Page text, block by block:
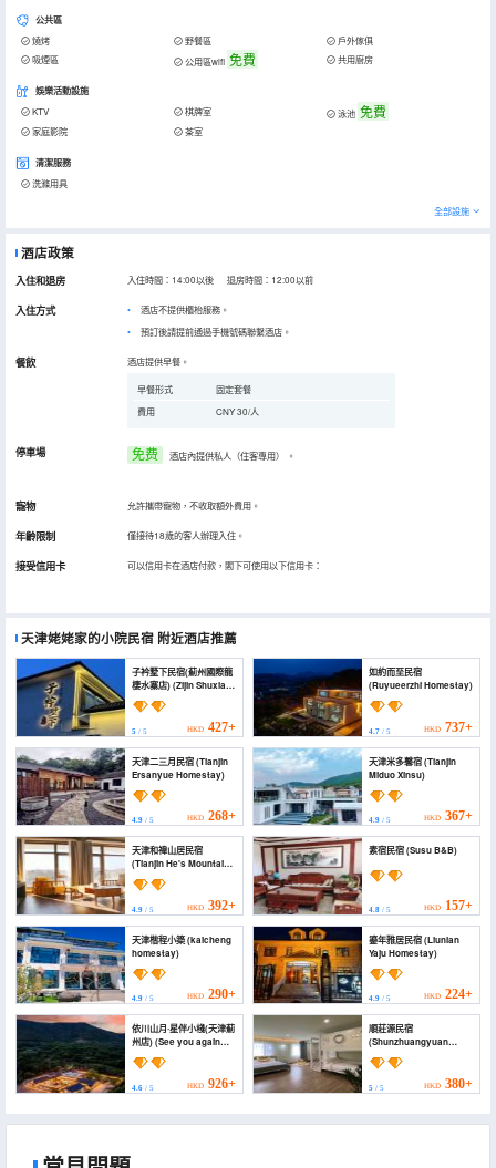
公共區
燒烤 野餐區
戶外傢俱
吸煙區
公用區wifi 免費 共用廚房
娛樂活動設施
KTV 棋牌室 泳池 免費
家庭影院 茶室
清潔服務
洗滌用具
全部設施
酒店政策
入住和退房 入住時間：14:00以後 退房時間：12:00以前
入住方式
酒店不提供櫃枱服務。
預訂後請提前通過手機號碼聯繫酒店。
餐飲 酒店提供早餐。
早餐形式
固定套餐
費用
CNY 30/人
停車場 免费 酒店內提供私人（住客專用） 。
寵物 允許攜帶寵物，不收取額外費用。
年齡限制 僅接待18歲的客人辦理入住。
接受信用卡 可以信用卡在酒店付款，閣下可使用以下信用卡：
天津姥姥家的小院民宿 附近酒店推薦
子衿墅下民宿(薊州國際龍
棲水寨店) (Zijin Shuxia
Homestay (Jizhou
International Longqi
Water Village))
5 / 5 HKD 427+
如約而至民宿
(Ruyueerzhi Homestay)
4.7/ 5 HKD 737+
天津二三月民宿 (Tianjin
Ersanyue Homestay)
4.9 / 5 HKD 268+
天津米多馨宿 (Tianjin
Miduo Xinsu)
4.9/ 5 HKD 367+
天津和禕山居民宿
(Tianjin He's Mountain
Residents' Sum)
4.9 / 5 HKD 392+
素宿民宿 (Susu B&B)
4.8/ 5 HKD 157+
天津楷程小築 (kaicheng
homestay)
4.9 / 5 HKD 290+
鎏年雅居民宿 (Liunian
Yaju Homestay)
4.9/ 5 HKD 224+
依川山月·星伴小棧(天津薊
州店) (See you again
Yanyan Homestay)
4.6 / 5 HKD 926+
順莊源民宿
(Shunzhuangyuan
Homestay)
5/ 5 HKD 380+